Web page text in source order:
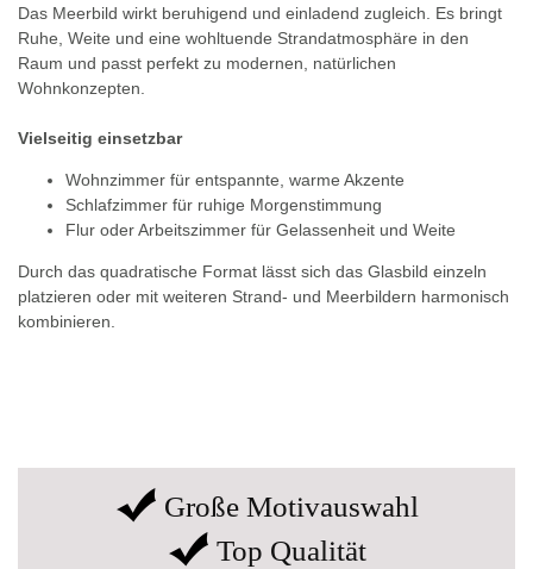
Das Meerbild wirkt beruhigend und einladend zugleich. Es bringt
Ruhe, Weite und eine wohltuende Strandatmosphäre in den
Raum und passt perfekt zu modernen, natürlichen
Wohnkonzepten.
Vielseitig einsetzbar
Wohnzimmer für entspannte, warme Akzente
Schlafzimmer für ruhige Morgenstimmung
Flur oder Arbeitszimmer für Gelassenheit und Weite
Durch das quadratische Format lässt sich das Glasbild einzeln
platzieren oder mit weiteren Strand- und Meerbildern harmonisch
kombinieren.
Große Motivauswahl
Top Qualität